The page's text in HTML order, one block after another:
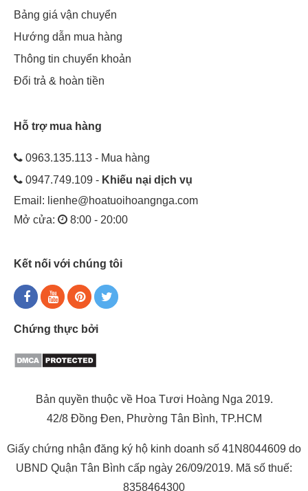
Bảng giá vận chuyển
Hướng dẫn mua hàng
Thông tin chuyển khoản
Đổi trả & hoàn tiền
Hỗ trợ mua hàng
0963.135.113 - Mua hàng
0947.749.109 - Khiếu nại dịch vụ
Email: lienhe@hoatuoihoangnga.com
Mở cửa:
8:00 - 20:00
Kết nối với chúng tôi
Chứng thực bởi
Bản quyền thuộc về Hoa Tươi Hoàng Nga 2019.
42/8 Đồng Đen, Phường Tân Bình, TP.HCM
Giấy chứng nhận đăng ký hộ kinh doanh số 41N8044609 do
UBND Quận Tân Bình cấp ngày 26/09/2019. Mã số thuế:
8358464300